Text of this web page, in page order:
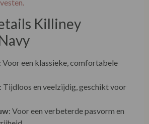
Killiney
: Voor een klassieke, comfortabele
: Tijdloos en veelzijdig, geschikt voor
: Voor een verbeterde pasvorm en